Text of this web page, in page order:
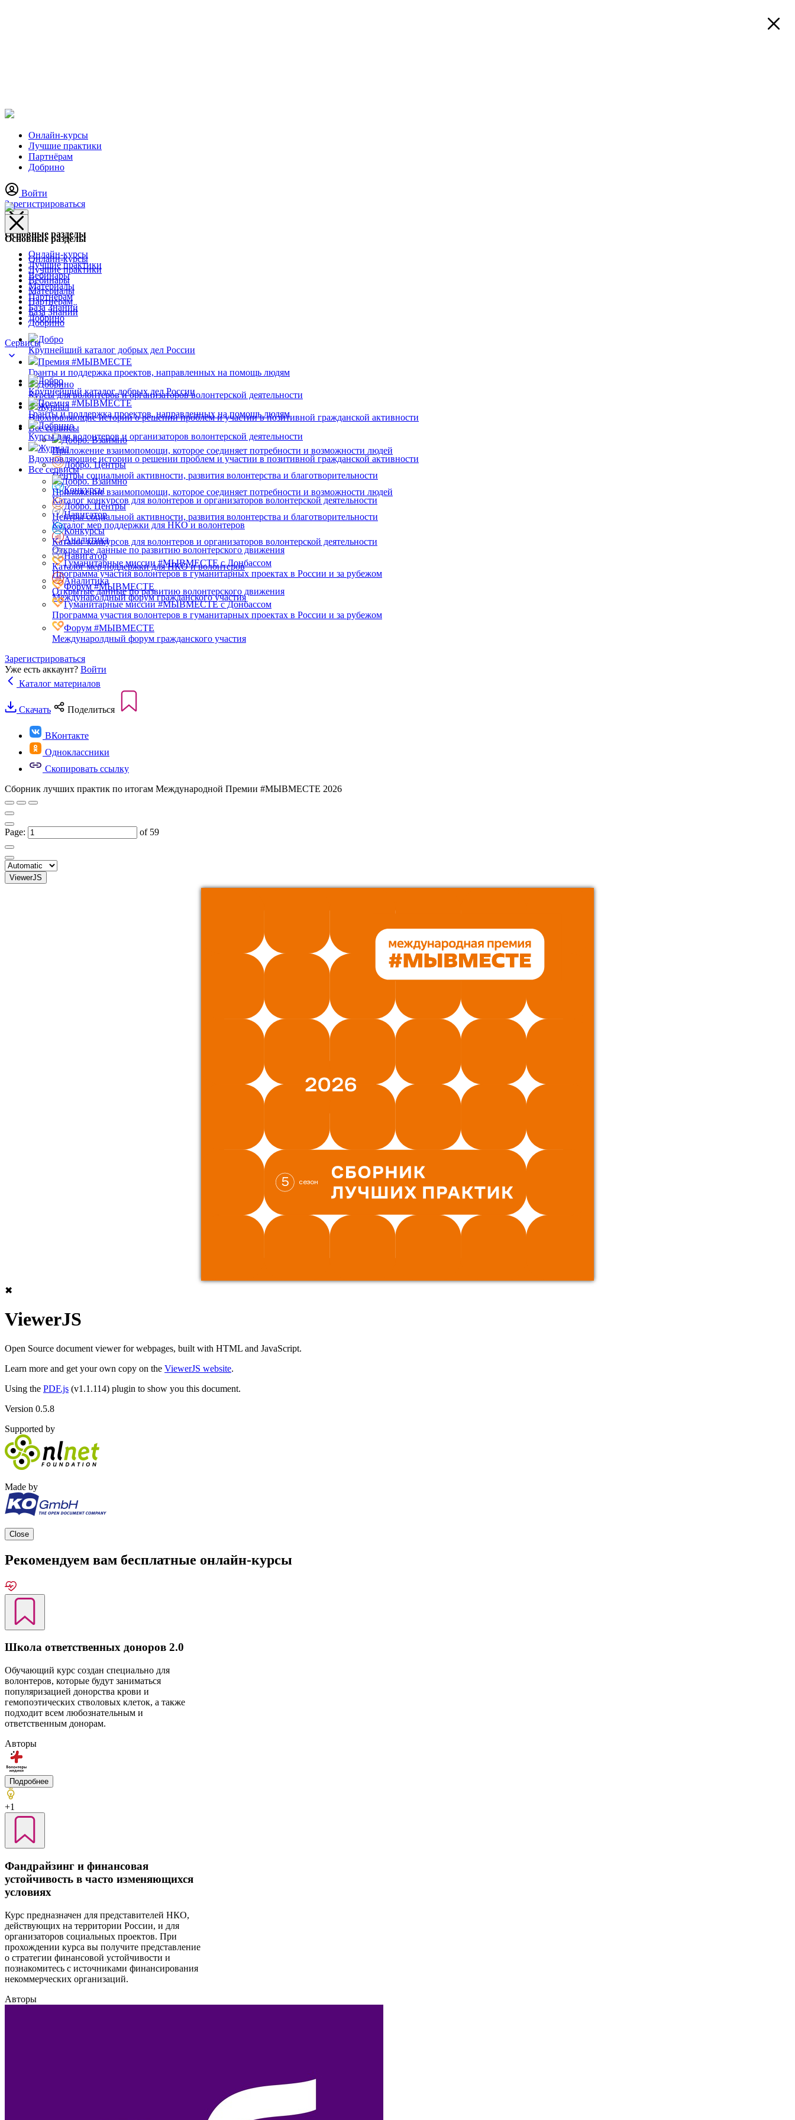
Онлайн-курсы
Лучшие практики
Партнёрам
Добрино
Войти
Зарегистрироваться
Основные разделы
Онлайн-курсы
Лучшие практики
Вебинары
Материалы
Партнёрам
База Знаний
Добрино
Добро
Крупнейший каталог добрых дел России
Премия #МЫВМЕСТЕ
Гранты и поддержка проектов, направленных на помощь людям
Добрино
Курсы для волонтеров и организаторов волонтерской деятельности
Журнал
Вдохновляющие истории о решении проблем и участии в позитивной гражданской активности
Все сервисы
Добро. Взаимно
Приложение взаимопомощи, которое соединяет потребности и возможности людей
Добро. Центры
Центры социальной активности, развития волонтерства и благотворительности
Конкурсы
Каталог конкурсов для волонтеров и организаторов волонтерской деятельности
Навигатор
Каталог мер поддержки для НКО и волонтеров
Аналитика
Открытые данные по развитию волонтерского движения
Гуманитарные миссии #МЫВМЕСТЕ с Донбассом
Программа участия волонтеров в гуманитарных проектах в России и за рубежом
Форум #МЫВМЕСТЕ
Междунаролдный форум гражданского участия
Основные разделы
Онлайн-курсы
Лучшие практики
Вебинары
Материалы
Партнёрам
База Знаний
Добрино
Сервисы
Добро
Крупнейший каталог добрых дел России
Премия #МЫВМЕСТЕ
Гранты и поддержка проектов, направленных на помощь людям
Добрино
Курсы для волонтеров и организаторов волонтерской деятельности
Журнал
Вдохновляющие истории о решении проблем и участии в позитивной гражданской активности
Все сервисы
Добро. Взаимно
Приложение взаимопомощи, которое соединяет потребности и возможности людей
Добро. Центры
Центры социальной активности, развития волонтерства и благотворительности
Конкурсы
Каталог конкурсов для волонтеров и организаторов волонтерской деятельности
Навигатор
Каталог мер поддержки для НКО и волонтеров
Аналитика
Открытые данные по развитию волонтерского движения
Гуманитарные миссии #МЫВМЕСТЕ с Донбассом
Программа участия волонтеров в гуманитарных проектах в России и за рубежом
Форум #МЫВМЕСТЕ
Междунаролдный форум гражданского участия
Зарегистрироваться
Уже есть аккаунт? Войти
Каталог материалов
Скачать Поделиться
ВКонтакте
Одноклассники
Скопировать ссылку
Сборник лучших практик по итогам Международной Премии #МЫВМЕСТЕ 2026
Page: of 59
ViewerJS
5 сезон
✖
ViewerJS
Open Source document viewer for webpages, built with HTML and JavaScript.
Learn more and get your own copy on the ViewerJS website.
Using the PDF.js (v1.1.114) plugin to show you this document.
Version 0.5.8
Supported by
Made by
Close
Рекомендуем вам бесплатные онлайн-курсы
Школа ответственных доноров 2.0
Обучающий курс создан специально для
волонтеров, которые будут заниматься
популяризацией донорства крови и
гемопоэтических стволовых клеток, а также
подходит всем любознательным и
ответственным донорам.
Авторы
Подробнее
+1
Фандрайзинг и финансовая
устойчивость в часто изменяющихся
условиях
Курс предназначен для представителей НКО,
действующих на территории России, и для
организаторов социальных проектов. При
прохождении курса вы получите представление
о стратегии финансовой устойчивости и
познакомитесь с источниками финансирования
некоммерческих организаций.
Авторы